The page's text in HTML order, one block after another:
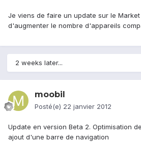
Je viens de faire un update sur le
d'augmenter le nombre d'appareils
2 weeks later...
moobil
Posté(e) 22 janvier 2012
Update en version Beta 2. Optimisation
ajout d'une barre de navigation